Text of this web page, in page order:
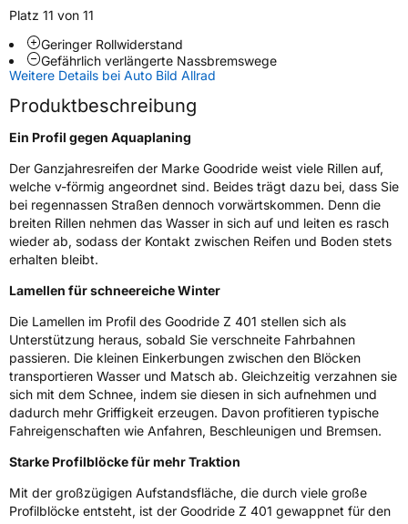
FahrzeugartPKW & SUV
Weitere Eigenschaften
SchlauchtypTL
Zustand Neureifen
M+SJa
EU Label
EffizienzC
Rollgeräusch (Klasse) B
Rollgeräusch (dB)72
FahrzeugklasseC1
3PMSF / Schneeflockensymbol / Alpine-Symbol
EisgripNein
Platz 11 von 11
Geringer Rollwiderstand
Gefährlich verlängerte Nassbremswege
Weitere Details bei Auto Bild Allrad
Produktbeschreibung
Ein Profil gegen Aquaplaning
Der Ganzjahresreifen der Marke Goodride weist viele Rillen auf,
welche v-förmig angeordnet sind. Beides trägt dazu bei, dass Sie
bei regennassen Straßen dennoch vorwärtskommen. Denn die
breiten Rillen nehmen das Wasser in sich auf und leiten es rasch
wieder ab, sodass der Kontakt zwischen Reifen und Boden stets
erhalten bleibt.
Lamellen für schneereiche Winter
Die Lamellen im Profil des Goodride Z 401 stellen sich als
Unterstützung heraus, sobald Sie verschneite Fahrbahnen
passieren. Die kleinen Einkerbungen zwischen den Blöcken
transportieren Wasser und Matsch ab. Gleichzeitig verzahnen sie
sich mit dem Schnee, indem sie diesen in sich aufnehmen und
dadurch mehr Griffigkeit erzeugen. Davon profitieren typische
Fahreigenschaften wie Anfahren, Beschleunigen und Bremsen.
Starke Profilblöcke für mehr Traktion
Mit der großzügigen Aufstandsfläche, die durch viele große
Profilblöcke entsteht, ist der Goodride Z 401 gewappnet für den